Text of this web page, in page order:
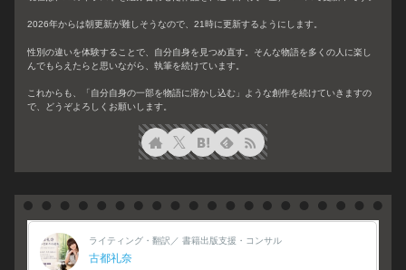
2026年からは朝更新が難しそうなので、21時に更新するようにします。
性別の違いを体験することで、自分自身を見つめ直す。そんな物語を多くの人に楽し
んでもらえたらと思いながら、執筆を続けています。
これからも、「自分自身の一部を物語に溶かし込む」ような創作を続けていきますの
で、どうぞよろしくお願いします。